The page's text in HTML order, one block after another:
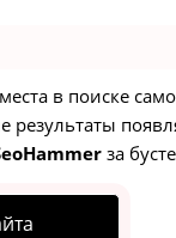
в поиске
результаты
за